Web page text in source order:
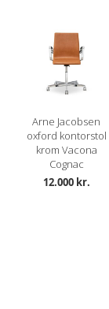
Arne Jacobsen
oxford kontorstol
krom Vacona
Cognac
12.000 kr.